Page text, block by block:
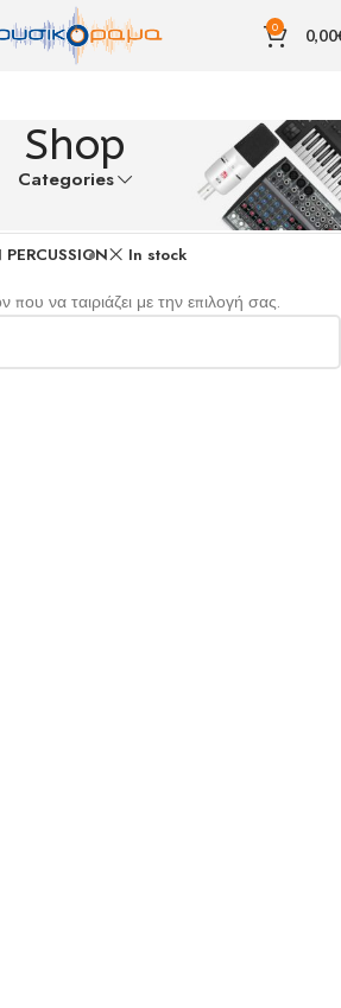
0 0,00
Shop
Categories
PERCUSSION In stock
που να ταιριάζει με την επιλογή σας.